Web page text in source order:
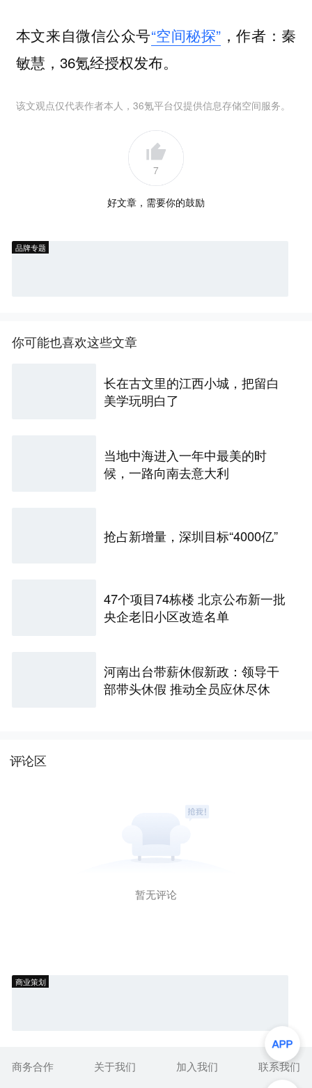
本文来自微信公众号“空间秘探” ，作者：秦
敏慧，36氪经授权发布。
该文观点仅代表作者本人，36氪平台仅提供信息存储空间服务。
7
好文章，需要你的鼓励
品牌专题
你可能也喜欢这些文章
长在古文里的江西小城，把留白
美学玩明白了
当地中海进入一年中最美的时
候，一路向南去意大利
抢占新增量，深圳目标“4000亿”
47个项目74栋楼 北京公布新一批
央企老旧小区改造名单
河南出台带薪休假新政：领导干
部带头休假 推动全员应休尽休
评论区
暂无评论
商业策划
商务合作 关于我们 加入我们
联系我们